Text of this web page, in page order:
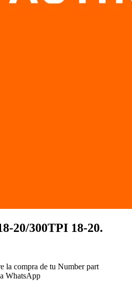
20/300TPI 18-20.
la compra de tu Number part
WhatsApp